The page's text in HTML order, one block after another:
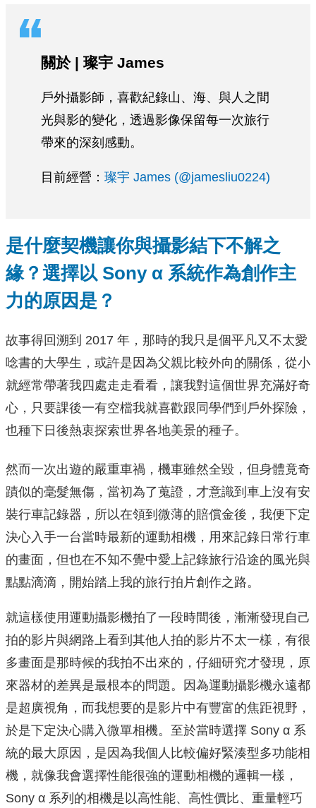
關於|璨宇 James
戶外攝影師，喜歡紀錄山、海、與人之間
光與影的變化，透過影像保留每一次旅行
帶來的深刻感動。
目前經營： 璨宇 James (@jamesliu0224)
是什麼契機讓你與攝影結下不解之
緣？選擇以 Sony α 系統作為創作主
力的原因是？
故事得回溯到 2017 年，那時的我只是個平凡又不太愛
唸書的大學生，或許是因為父親比較外向的關係，從小
就經常帶著我四處走走看看，讓我對這個世界充滿好奇
心，只要課後一有空檔我就喜歡跟同學們到戶外探險，
也種下日後熱衷探索世界各地美景的種子。
然而一次出遊的嚴重車禍，機車雖然全毀，但身體竟奇
蹟似的毫髮無傷，當初為了蒐證，才意識到車上沒有安
裝行車記錄器，所以在領到微薄的賠償金後，我便下定
決心入手一台當時最新的運動相機，用來記錄日常行車
的畫面，但也在不知不覺中愛上記錄旅行沿途的風光與
點點滴滴，開始踏上我的旅行拍片創作之路。
就這樣使用運動攝影機拍了一段時間後，漸漸發現自己
拍的影片與網路上看到其他人拍的影片不太一樣，有很
多畫面是那時候的我拍不出來的，仔細研究才發現，原
來器材的差異是最根本的問題。因為運動攝影機永遠都
是超廣視角，而我想要的是影片中有豐富的焦距視野，
於是下定決心購入微單相機。至於當時選擇 Sony α 系
統的最大原因，是因為我個人比較偏好緊湊型多功能相
機，就像我會選擇性能很強的運動相機的邏輯一樣，
Sony α 系列的相機是以高性能、高性價比、重量輕巧